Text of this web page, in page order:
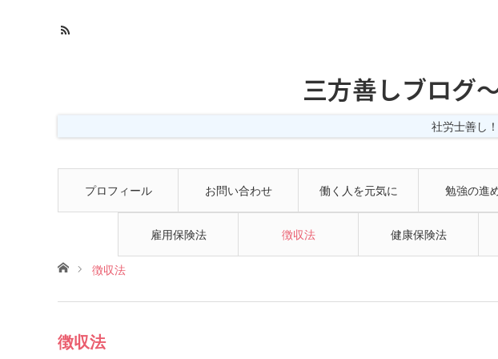
三方善しブログ
社労士善し
プロフィール お問い合わせ 働く人を元気に 勉強の進
雇用保険法 徴収法 健康保険法
ホーム徴収法
徴収法